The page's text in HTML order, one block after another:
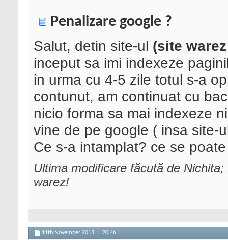
Penalizare google ?
Salut, detin site-ul (site
inceput sa imi indexeze
in urma cu 4-5 zile totul s-a
contunut, am continuat cu
nicio forma sa mai indexeze
vine de pe google ( insa site-
Ce s-a intamplat? ce se
Ultima modificare făcută de
warez!
11th November 2013, 20:46